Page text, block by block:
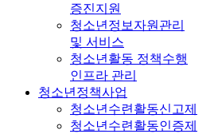
증진지원
청소년정보자원관리
및 서비스
청소년활동 정책수행
인프라 관리
청소년정책사업
청소년수련활동신고제
청소년수련활동인증제